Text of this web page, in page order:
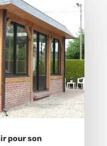
pour son